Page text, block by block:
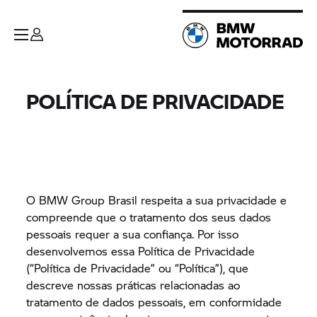
POLÍTICA DE PRIVACIDADE
O BMW Group Brasil respeita a sua privacidade e
compreende que o tratamento dos seus dados
pessoais requer a sua confiança. Por isso
desenvolvemos essa Política de Privacidade
(“Política de Privacidade” ou “Política”), que
descreve nossas práticas relacionadas ao
tratamento de dados pessoais, em conformidade